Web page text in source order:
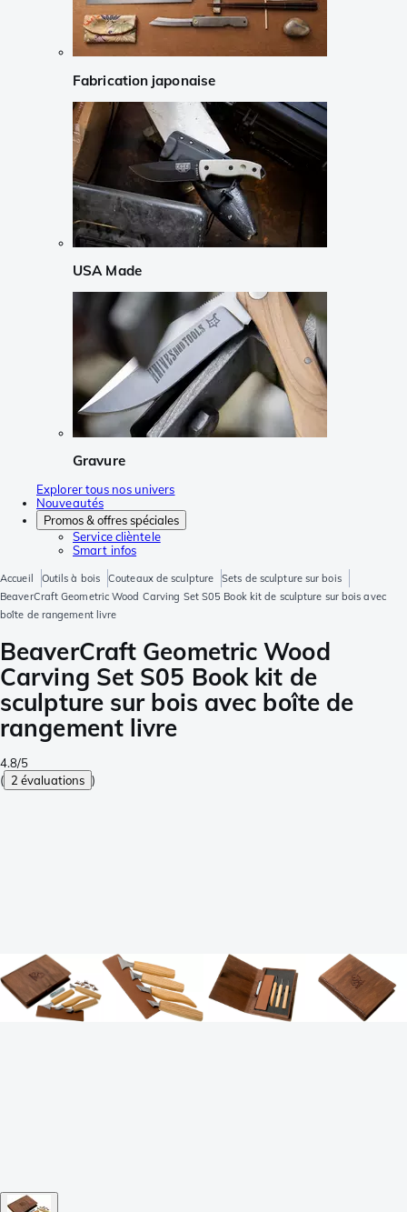
Fabrication japonaise
USA Made
Gravure
Explorer tous nos univers
Nouveautés
Promos & offres spéciales
Service clièntele
Smart infos
Accueil Outils à bois Couteaux de sculpture
Sets de sculpture sur bois
BeaverCraft Geometric Wood Carving Set S05 Book kit de sculpture sur bois avec
boîte de rangement livre
BeaverCraft Geometric Wood
Carving Set S05 Book kit de
sculpture sur bois avec boîte de
rangement livre
4.8/5
( 2 évaluations )